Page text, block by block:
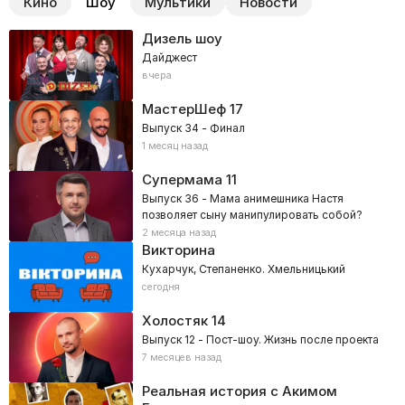
Дизель шоу
Дайджест
вчера
МастерШеф17
Выпуск 34 - Финал
1 месяц назад
Супермама 11
Выпуск 36 - Мама анимешника Настя
позволяет сыну манипулировать собой?
2 месяца назад
Викторина
Кухарчук, Степаненко. Хмельницький
сегодня
Холостяк14
Выпуск 12 - Пост-шоу. Жизнь после проекта
7 месяцев назад
Реальная история с Акимом